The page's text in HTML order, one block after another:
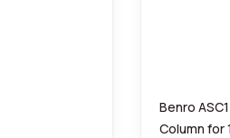
Benro
Column for